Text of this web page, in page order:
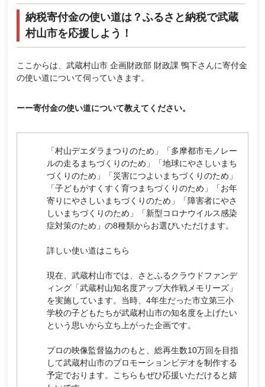
納税寄付金の使い道は？ふるさと納税で武蔵
村山市を応援しよう！
ここからは、武蔵村山市 企画財政部 財政課 鴨下さんに寄付金
の使い道について伺っていきます。
ーー寄付金の使い道について教えてください。
「村山デエダラまつりのため」「多摩都市モノレー
ルの走るまちづくりのため」「地球にやさしいまち
づくりのため」「災害につよいまちづくりのため」
「子どもがすくすく育つまちづくりのため」「お年
寄りにやさしいまちづくりのため」「障害者にやさ
しいまちづくりのため」「新型コロナウイルス感染
症対策のため」の8種類からお選びいただけます。
詳しい使い道はこちら
現在、武蔵村山市では、さとふるクラウドファンデ
ィング「武蔵村山知名度アップ大作戦メモリーズ」
を実施しています。当時、4年生だった市立第三小
学校の子どもたちが武蔵村山市の知名度を上げたい
という思いから立ち上がった企画です。
プロの映像監督協力のもと、総再生数10万回を目指
して武蔵村山市のプロモーションビデオを制作する
予定でおります。こちらもぜひ応援いただけると嬉